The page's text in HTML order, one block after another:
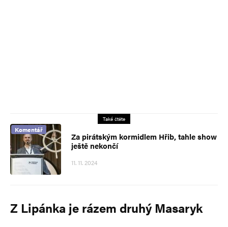
Také čtěte
Komentář
Za pirátským kormidlem Hřib, tahle show
ještě nekončí
11. 11. 2024
Z Lipánka je rázem druhý Masaryk